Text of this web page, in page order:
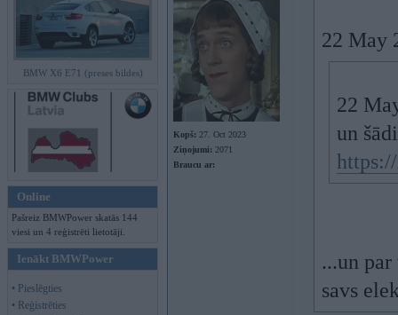
BMW X6 E71 (preses bildes)
Online
Pašreiz BMWPower skatās 144
viesi un 4 reģistrēti lietotāji.
Ienākt BMWPower
• Pieslēgties
• Reģistrēties
Kopš: 27. Oct 2023
Ziņojumi: 2071
Braucu ar:
22 May
22
un
...un
savs